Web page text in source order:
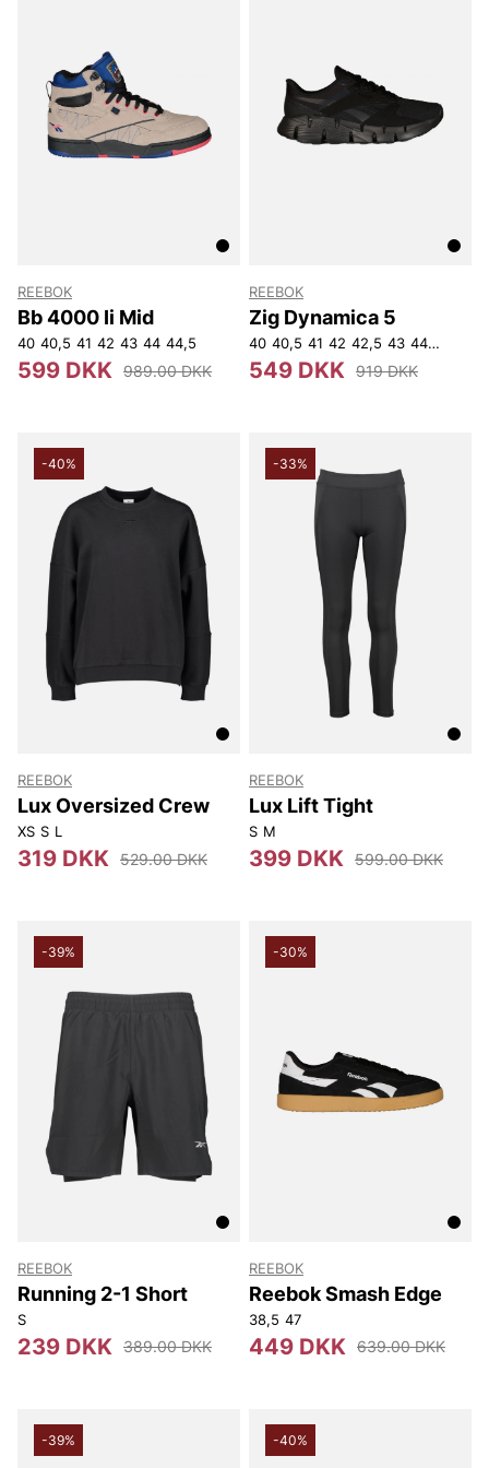
REEBOK
Bb 4000 Ii Mid
40 40,5 41 42 43 44 44,5
599 DKK 989.00 DKK
REEBOK
Zig Dynamica 5
40 40,5 41 42 42,5 43 44 44,5
549 DKK 919 DKK
-40%
REEBOK
Lux Oversized Crew
XS S L
319 DKK 529.00 DKK
-33%
REEBOK
Lux Lift Tight
S M
399 DKK 599.00 DKK
-39%
REEBOK
Running 2-1 Short
S
239 DKK 389.00 DKK
-30%
REEBOK
Reebok Smash Edge
38,5 47
449 DKK 639.00 DKK
-39% -40%